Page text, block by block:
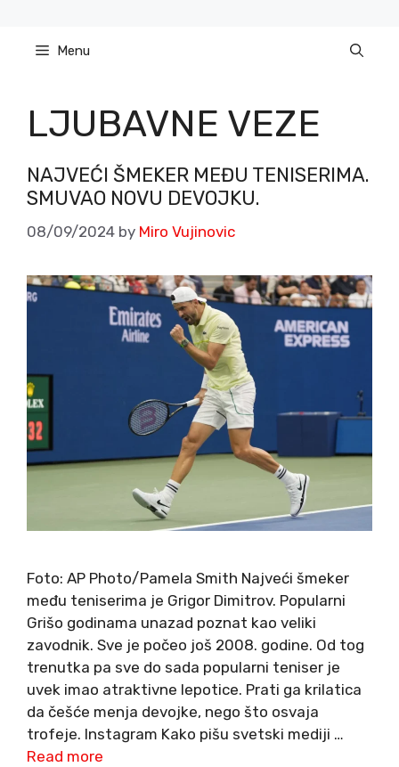
content Menu
LJUBAVNE VEZE
NAJVEĆI ŠMEKER MEĐU TENISERIMA.
SMUVAO NOVU DEVOJKU.
08/09/2024 by Miro Vujinovic
Foto: AP Photo/Pamela Smith Najveći šmeker
među teniserima je Grigor Dimitrov. Popularni
Grišo godinama unazad poznat kao veliki
zavodnik. Sve je počeo još 2008. godine. Od tog
trenutka pa sve do sada popularni teniser je
uvek imao atraktivne lepotice. Prati ga krilatica
da češće menja devojke, nego što osvaja
trofeje. Instagram Kako pišu svetski mediji …
Read more